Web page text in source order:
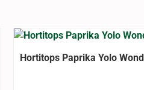
Hortitops Paprika Yolo